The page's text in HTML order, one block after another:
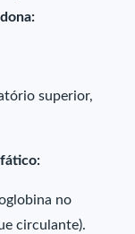
superior,
no
circulante).